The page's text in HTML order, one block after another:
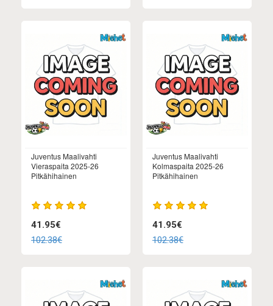
Juventus Maalivahti
Vieraspaita 2025-26
Pitkähihainen
41.95€
102.38€
Juventus Maalivahti
Kolmaspaita 2025-26
Pitkähihainen
41.95€
102.38€